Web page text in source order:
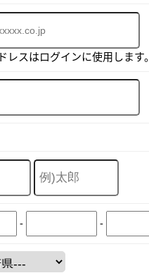
スはログインに使用します。
- -